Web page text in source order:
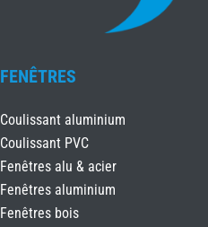
FENÊTRES
Coulissant aluminium
Coulissant PVC
Fenêtres alu & acier
Fenêtres aluminium
Fenêtres bois